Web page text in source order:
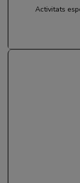
Activitats